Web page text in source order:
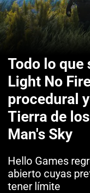
Todo lo que
Light No
procedural
Tierra de
Man's Sky
Hello Games
abierto cuyas
tener límite